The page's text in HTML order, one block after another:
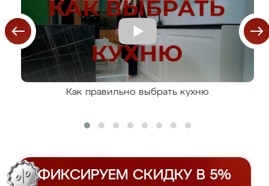
Как правильно выбрать кухню
ФИКСИРУЕМ СКИДКУ В 5%